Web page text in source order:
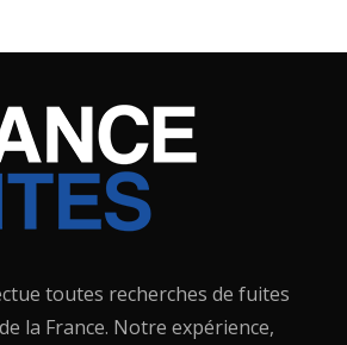
toutes recherches de fuites
la France. Notre expérience,